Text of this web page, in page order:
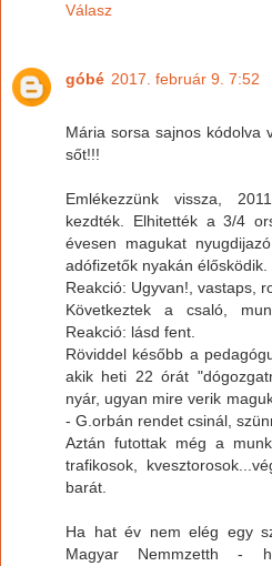
Válasz
góbé 2017. február 9. 7:52
Mária sorsa sajnos kódolva
sőt!!!
Emlékezzünk vissza,
kezdték. Elhitették a 3/4
évesen magukat
adófizetők nyakán
Reakció: Ugyvan!, vastaps,
Következtek a csaló,
Reakció: lásd fent.
Röviddel később a
akik heti 22 órát
nyár, ugyan mire verik
- G.orbán rendet csinál,
Aztán futottak még a
trafikosok,
barát.
Ha hat év nem elég egy
Magyar Nemmzetth -